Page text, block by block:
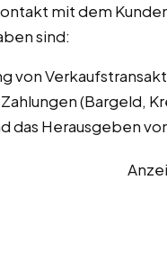
mit dem
sind:
von
(Bargeld,
das Herausgeben